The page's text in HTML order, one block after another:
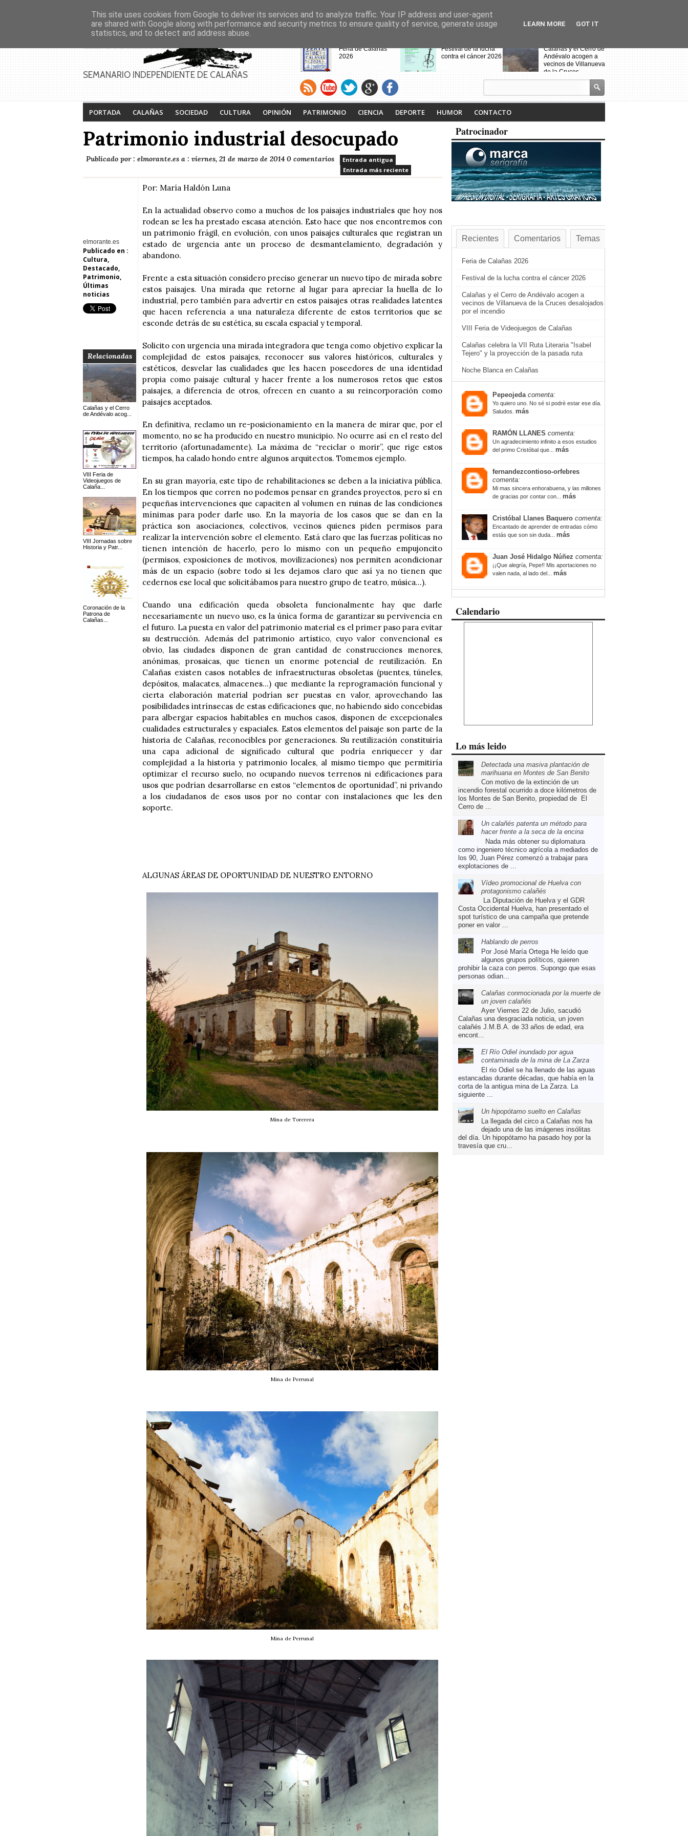
PAGINAS Inicio Contacto Anúnciate
SEMANARIO INDEPENDIENTE DE CALAÑAS
Feria de Calañas
2026
Festival de la lucha
contra el cáncer 2026
Calañas y el Cerro de
Andévalo acogen a
vecinos de Villanueva
de la Cruces
desalojados por el
VIII Feria de
Calañas
Calañas celebra la VII
Tejero" y la
proyección de la
pasada ruta
Noche Blanca en
escuela de baile
PORTADA CALAÑAS SOCIEDAD CULTURA OPINIÓN PATRIMONIO CIENCIA DEPORTE HUMOR CONTACTO
Patrimonio industrial desocupado
Publicado por : elmorante.es a : viernes, 21 de marzo de 2014 0 comentarios
Entrada antigua
Entrada más reciente
elmorante.es
Publicado en :
Cultura,
Destacado,
Patrimonio,
Últimas
noticias
Relacionadas
Calañas y el Cerro
de Andévalo acog...
VIII Feria de
Videojuegos de
Calaña...
VIII Jornadas sobre
Historia y Patr...
Coronación de la
Patrona de
Calañas...
Por: María Haldón Luna
En la actualidad observo como a muchos de los paisajes industriales que hoy nos
rodean se les ha prestado escasa atención. Esto hace que nos encontremos con
un patrimonio frágil, en evolución, con unos paisajes culturales que registran un
estado de urgencia ante un proceso de desmantelamiento, degradación y
abandono.
Frente a esta situación considero preciso generar un nuevo tipo de mirada sobre
estos paisajes. Una mirada que retorne al lugar para apreciar la huella de lo
industrial, pero también para advertir en estos paisajes otras realidades latentes
que hacen referencia a una naturaleza diferente de estos territorios que se
esconde detrás de su estética, su escala espacial y temporal.
Solicito con urgencia una mirada integradora que tenga como objetivo explicar la
complejidad de estos paisajes, reconocer sus valores históricos, culturales y
estéticos, desvelar las cualidades que les hacen poseedores de una identidad
propia como paisaje cultural y hacer frente a los numerosos retos que estos
paisajes, a diferencia de otros, ofrecen en cuanto a su reincorporación como
paisajes aceptados.
En definitiva, reclamo un re-posicionamiento en la manera de mirar que, por el
momento, no se ha producido en nuestro municipio. No ocurre así en el resto del
territorio (afortunadamente). La máxima de “reciclar o morir”, que rige estos
tiempos, ha calado hondo entre algunos arquitectos. Tomemos ejemplo.
En su gran mayoría, este tipo de rehabilitaciones se deben a la iniciativa pública.
En los tiempos que corren no podemos pensar en grandes proyectos, pero sí en
pequeñas intervenciones que capaciten al volumen en ruinas de las condiciones
mínimas para poder darle uso. En la mayoría de los casos que se dan en la
práctica son asociaciones, colectivos, vecinos quienes piden permisos para
realizar la intervención sobre el elemento. Está claro que las fuerzas políticas no
tienen intención de hacerlo, pero lo mismo con un pequeño empujoncito
(permisos, exposiciones de motivos, movilizaciones) nos permiten acondicionar
más de un espacio (sobre todo si les dejamos claro que así ya no tienen que
cedernos ese local que solicitábamos para nuestro grupo de teatro, música…).
Cuando una edificación queda obsoleta funcionalmente hay que darle
necesariamente un nuevo uso, es la única forma de garantizar su pervivencia en
el futuro. La puesta en valor del patrimonio material es el primer paso para evitar
su destrucción. Además del patrimonio artístico, cuyo valor convencional es
obvio, las ciudades disponen de gran cantidad de construcciones menores,
anónimas, prosaicas, que tienen un enorme potencial de reutilización. En
Calañas existen casos notables de infraestructuras obsoletas (puentes, túneles,
depósitos, malacates, almacenes…) que mediante la reprogramación funcional y
cierta elaboración material podrían ser puestas en valor, aprovechando las
posibilidades intrínsecas de estas edificaciones que, no habiendo sido concebidas
para albergar espacios habitables en muchos casos, disponen de excepcionales
cualidades estructurales y espaciales. Estos elementos del paisaje son parte de la
historia de Calañas, reconocibles por generaciones. Su reutilización constituiría
una capa adicional de significado cultural que podría enriquecer y dar
complejidad a la historia y patrimonio locales, al mismo tiempo que permitiría
optimizar el recurso suelo, no ocupando nuevos terrenos ni edificaciones para
usos que podrían desarrollarse en estos “elementos de oportunidad”, ni privando
a los ciudadanos de esos usos por no contar con instalaciones que les den
soporte.
ALGUNAS ÁREAS DE OPORTUNIDAD DE NUESTRO ENTORNO
Mina de Torerera
Mina de Perrunal
Mina de Perrunal
Patrocinador
Recientes Comentarios Temas
Feria de Calañas 2026
Festival de la lucha contra el cáncer 2026
Calañas y el Cerro de Andévalo acogen a
vecinos de Villanueva de la Cruces desalojados
por el incendio
VIII Feria de Videojuegos de Calañas
Calañas celebra la VII Ruta Literaria "Isabel
Tejero" y la proyección de la pasada ruta
Noche Blanca en Calañas
Pepeojeda comenta:
Yo quiero uno. No sé si podrè estar ese día.
Saludos. más
RAMÓN LLANES comenta:
Un agradecimiento infinito a esos estudios
del primo Cristóbal que... más
fernandezcontioso-orfebres
comenta:
Mi mas sincera enhorabuena, y las millones
de gracias por contar con... más
Cristóbal Llanes Baquero comenta:
Encantado de aprender de entradas cómo
estás que son sin duda... más
Juan José Hidalgo Núñez comenta:
¡¡Que alegría, Pepe!! Mis aportaciones no
valen nada, al lado del... más
Calendario
Lo más leido
Detectada una masiva plantación de
marihuana en Montes de San Benito
Con motivo de la extinción de un
incendio forestal ocurrido a doce kilómetros de
los Montes de San Benito, propiedad de El
Cerro de ...
Un calañés patenta un método para
hacer frente a la seca de la encina
Nada más obtener su diplomatura
como ingeniero técnico agrícola a mediados de
los 90, Juan Pérez comenzó a trabajar para
explotaciones de ...
Vídeo promocional de Huelva con
protagonismo calañés
La Diputación de Huelva y el GDR
Costa Occidental Huelva, han presentado el
spot turístico de una campaña que pretende
poner en valor ...
Hablando de perros
Por José María Ortega He leído que
algunos grupos políticos, quieren
prohibir la caza con perros. Supongo que esas
personas odian...
Calañas conmocionada por la muerte de
un joven calañés
Ayer Viernes 22 de Julio, sacudió
Calañas una desgraciada noticia, un joven
calañés J.M.B.A. de 33 años de edad, era
encont...
El Río Odiel inundado por agua
contaminada de la mina de La Zarza
El rio Odiel se ha llenado de las aguas
estancadas durante décadas, que había en la
corta de la antigua mina de La Zarza. La
siguiente ...
Un hipopótamo suelto en Calañas
La llegada del circo a Calañas nos ha
dejado una de las imágenes insólitas
del día. Un hipopótamo ha pasado hoy por la
travesía que cru...
This site uses cookies from Google to deliver its services and to analyze traffic. Your IP address and user-agent
are shared with Google along with performance and security metrics to ensure quality of service, generate usage
statistics, and to detect and address abuse.
LEARN MORE GOT IT